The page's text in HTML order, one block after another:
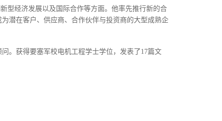
型经济发展以及国际合作等方面。他率先推行新的合
潜在客户、供应商、合作伙伴与投资商的大型成熟企
。获得要塞军校电机工程学士学位，发表了 17篇文